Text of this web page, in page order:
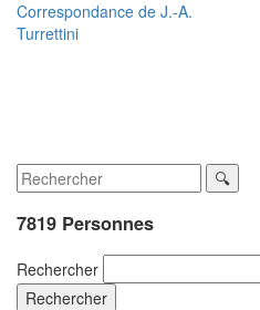
Correspondance de J.-A.
Turrettini
7819 Personnes
Rechercher
Rechercher